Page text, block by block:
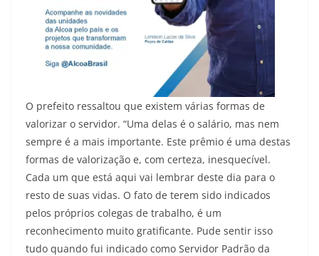
O prefeito ressaltou que existem várias formas de
valorizar o servidor. “Uma delas é o salário, mas nem
sempre é a mais importante. Este prêmio é uma destas
formas de valorização e, com certeza, inesquecível.
Cada um que está aqui vai lembrar deste dia para o
resto de suas vidas. O fato de terem sido indicados
pelos próprios colegas de trabalho, é um
reconhecimento muito gratificante. Pude sentir isso
tudo quando fui indicado como Servidor Padrão da